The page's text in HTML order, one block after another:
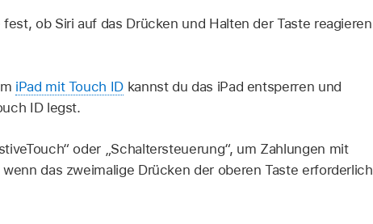
ob Siri auf das Drücken und Halten der Taste reagieren
iPad mit Touch IDkannst du das iPad entsperren und
ID legst.
oder „Schaltersteuerung“, um Zahlungen mit
das zweimalige Drücken der oberen Taste erforderlich